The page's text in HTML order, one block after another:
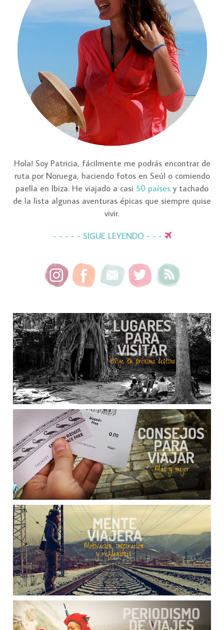
Hola! Soy Patricia, fácilmente me podrás encontrar de
ruta por Noruega, haciendo fotos en Seúl o comiendo
paella en Ibiza. He viajado a casi 50 países y tachado
de la lista algunas aventuras épicas que siempre quise
vivir.
- - - - - SIGUE LEYENDO - - -